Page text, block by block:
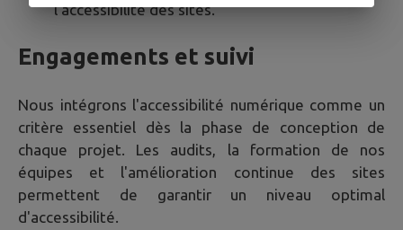
l'accessibilité des sites.
Engagements et suivi
Nous intégrons l'accessibilité numérique comme un
critère essentiel dès la phase de conception de
chaque projet. Les audits, la formation de nos
équipes et l'amélioration continue des sites
permettent de garantir un niveau optimal
d'accessibilité.